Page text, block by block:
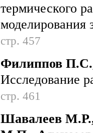
термического
моделирования
стр. 457
Филиппов
Исследование
стр. 461
Шавалеев